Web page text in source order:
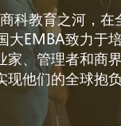
科教育之河，在
大EMBA致力于
家、管理者和商
现他们的全球抱